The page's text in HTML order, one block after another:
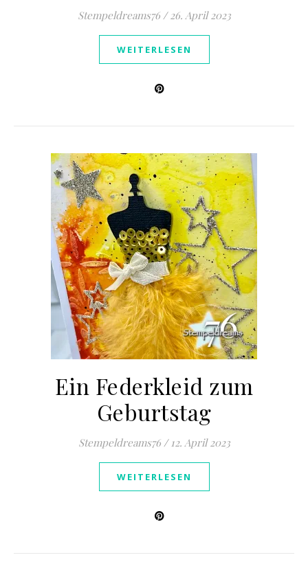
Stempeldreams76 / 26. April 2023
WEITERLESEN
Ein Federkleid zum
Geburtstag
Stempeldreams76 / 12. April 2023
WEITERLESEN